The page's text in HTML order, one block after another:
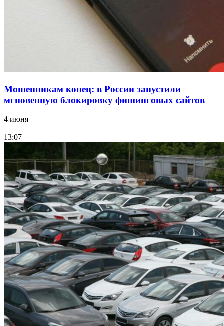
Мошенникам конец: в России запустили
мгновенную блокировку фишинговых сайтов
4 июня
13:07